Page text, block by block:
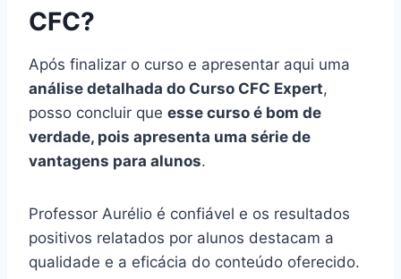
CFC?
Após finalizar o curso e apresentar aqui uma
análise detalhada do Curso CFC Expert,
posso concluir que esse curso é bom de
verdade, pois apresenta uma série de
vantagens para alunos.
Professor Aurélio é confiável e os resultados
positivos relatados por alunos destacam a
qualidade e a eficácia do conteúdo oferecido.